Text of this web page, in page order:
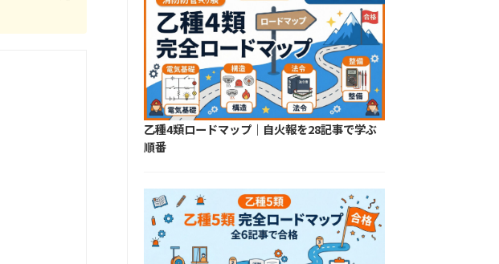
乙種4類ロードマップ｜自火報を28記事で学ぶ
順番